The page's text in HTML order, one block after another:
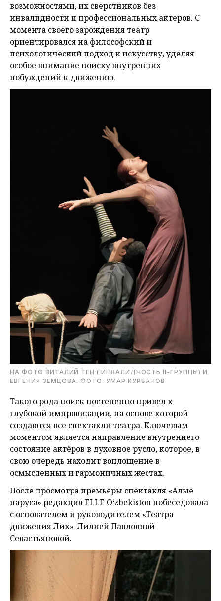
возможностями, их сверстников без
инвалидности и профессиональных актеров. С
момента своего зарождения театр
ориентировался на философский и
психологический подход к искусству, уделяя
особое внимание поиску внутренних
побуждений к движению.
НА ФОТО ВИТАЛИЙ ТЕН ( ИНВАЛИДНОСТЬ II-ГРУППЫ) И
ЕВГЕНИЯ ЗЕМЦОВА. ФОТО: УМАР КУРБАНОВ
Такого рода поиск постепенно привел к
глубокой импровизации, на основе которой
создаются все спектакли театра. Ключевым
моментом является направление внутреннего
состояние актёров в духовное русло, которое, в
свою очередь находит воплощение в
осмысленных и гармоничных жестах.
После просмотра премьеры спектакля «Алые
паруса» редакция ELLE O‘zbekiston побеседовала
с основателем и руководителем «Театра
движения Лик» Лилией Павловной
Севастьяновой.